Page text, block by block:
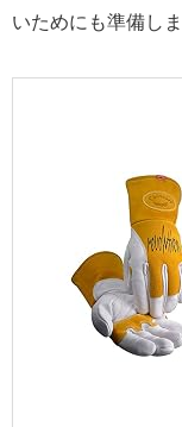
いためにも準備しま